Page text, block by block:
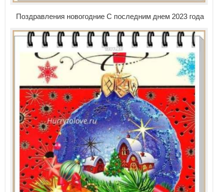
Поздравления новогодние С последним днем 2023 года